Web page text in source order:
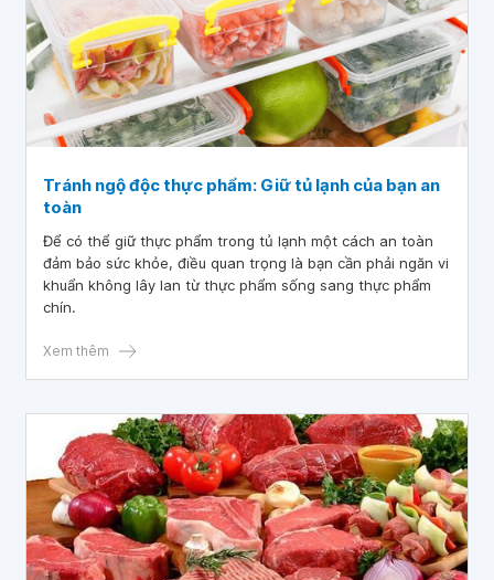
Tránh ngộ độc thực phẩm: Giữ tủ lạnh của bạn an
toàn
Để có thể giữ thực phẩm trong tủ lạnh một cách an toàn
đảm bảo sức khỏe, điều quan trọng là bạn cần phải ngăn vi
khuẩn không lây lan từ thực phẩm sống sang thực phẩm
chín.
Xem thêm